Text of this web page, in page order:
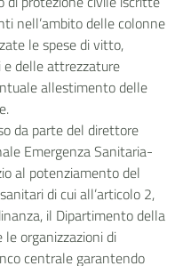
nell’ambito delle colonne
le spese di vitto,
e delle attrezzature
allestimento delle
da parte del direttore
Emergenza Sanitaria-
al potenziamento del
di cui all’articolo 2,
il Dipartimento della
organizzazioni di
centrale garantendo